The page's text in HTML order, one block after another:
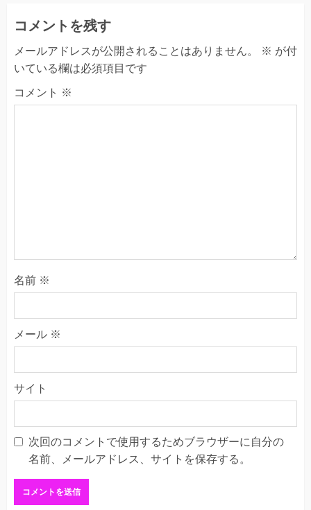
コメントを残す
メールアドレスが公開されることはありません。 ※ が付
いている欄は必須項目です
コメント ※
名前 ※
メール ※
サイト
次回のコメントで使用するためブラウザーに自分の
名前、メールアドレス、サイトを保存する。